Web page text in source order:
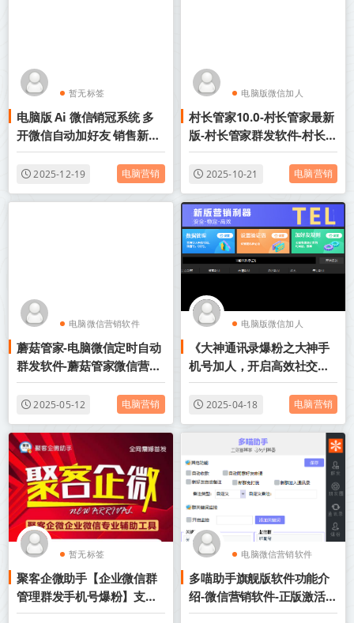
暂无标签
电脑版 Ai 微信销冠系统 多
开微信自动加好友 销售新人
成单神器
2025-12-19 电脑营销
电脑版微信加人
电脑微信营销软件
村长管家10.0-村长管家最新
版-村长管家群发软件-村长管
家9.0-村长管家激活码授权
2025-10-21 电脑营销
电脑微信营销软件
电脑版微信加人
蘑菇管家-电脑微信定时自动
群发软件-蘑菇管家微信营销
软件
2025-05-12 电脑营销
电脑版微信加人
电脑版通讯录协议
《大神通讯录爆粉之大神手
机号加人，开启高效社交时
代》
2025-04-18 电脑营销
暂无标签
聚客企微助手【企业微信群
管理群发手机号爆粉】支持
群聊和好友关键词自动回复
电脑微信营销软件
电脑版微信加人
多喵助手旗舰版软件功能介
绍-微信营销软件-正版激活码
授权